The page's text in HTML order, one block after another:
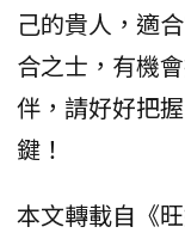
己的貴人，適
合之士，有機
伴，請好好把
鍵！
本文轉載自《